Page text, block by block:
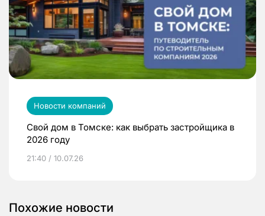
Новости компаний
Свой дом в Томске: как выбрать застройщика в
2026 году
21:40 / 10.07.26
Похожие новости